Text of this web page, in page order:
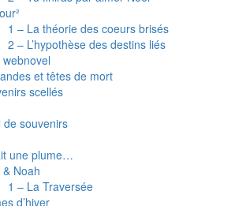
1 – La théorie des coeurs brisés
2 – L’hypothèse des destins liés
et têtes de mort
scellés
de souvenirs
une plume…
Noah
1 – La Traversée
d’hiver